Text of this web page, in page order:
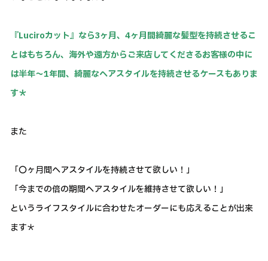
『Luciroカット』なら3ヶ月、4ヶ月間綺麗な髪型を持続させるこ
とはもちろん、海外や遠方からご来店してくださるお客様の中に
は半年～1年間、綺麗なヘアスタイルを持続させるケースもありま
す＊
また
「〇ヶ月間ヘアスタイルを持続させて欲しい！」
「今までの倍の期間ヘアスタイルを維持させて欲しい！」
というライフスタイルに合わせたオーダーにも応えることが出来
ます＊